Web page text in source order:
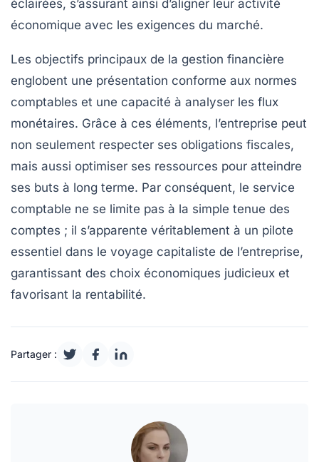
éclairées, s’assurant ainsi d’aligner leur activité
économique avec les exigences du marché.
Les objectifs principaux de la gestion financière
englobent une présentation conforme aux normes
comptables et une capacité à analyser les flux
monétaires. Grâce à ces éléments, l’entreprise peut
non seulement respecter ses obligations fiscales,
mais aussi optimiser ses ressources pour atteindre
ses buts à long terme. Par conséquent, le service
comptable ne se limite pas à la simple tenue des
comptes ; il s’apparente véritablement à un pilote
essentiel dans le voyage capitaliste de l’entreprise,
garantissant des choix économiques judicieux et
favorisant la rentabilité.
Partager :